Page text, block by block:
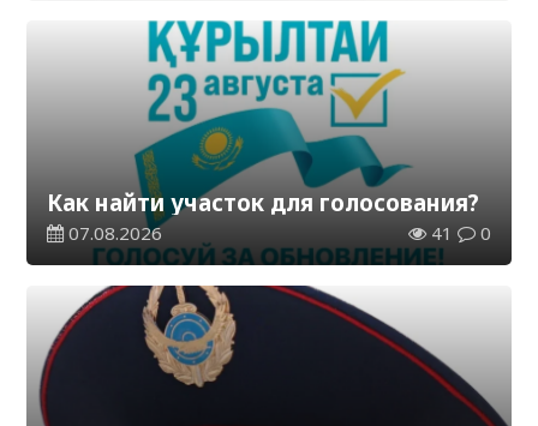
Как найти участок для голосования?
07.08.2026 41 0